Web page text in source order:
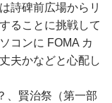
詩碑前広場からリ
ることに挑戦して
コンに FOMA カ
夫かなどと心配し
、賢治祭（第一部